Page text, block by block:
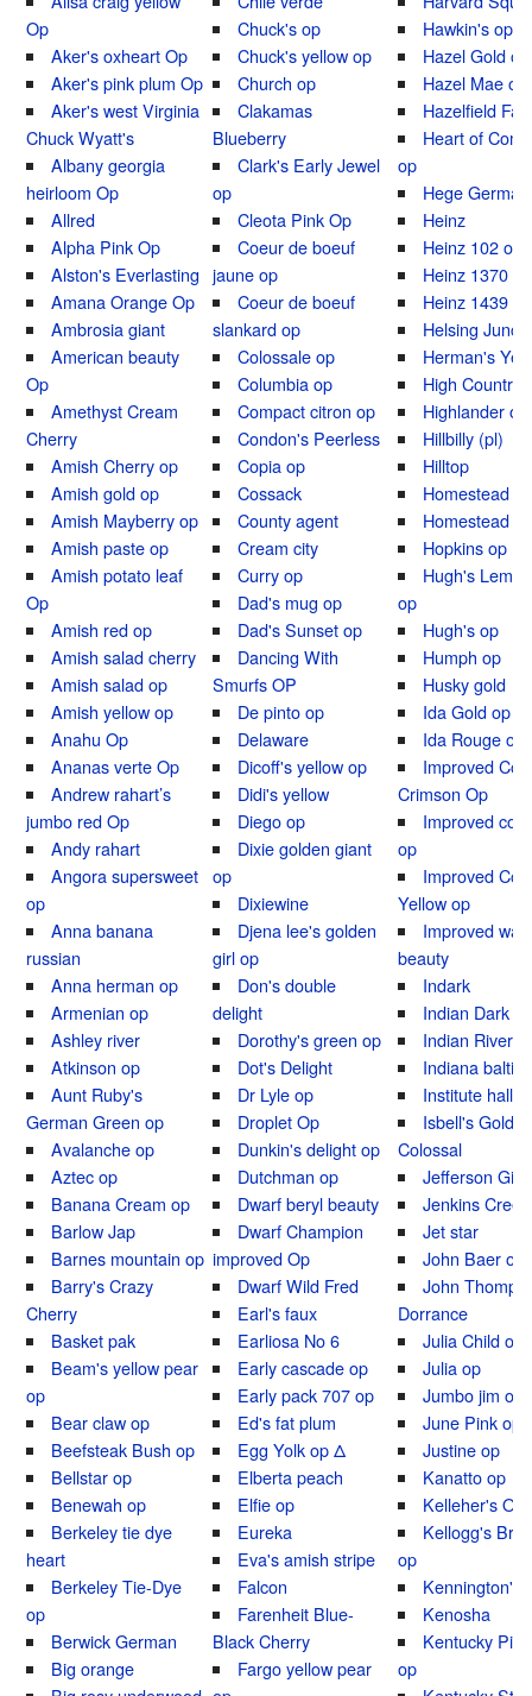
Op
Aker's oxheart Op
Aker's pink plum Op
Aker's west Virginia
Chuck Wyatt's
Albany georgia
heirloom Op
Allred
Alpha Pink Op
Alston's Everlasting
Amana Orange Op
Ambrosia giant
American beauty
Op
Amethyst Cream
Cherry
Amish Cherry op
Amish gold op
Amish Mayberry op
Amish paste op
Amish potato leaf
Op
Amish red op
Amish salad cherry
Amish salad op
Amish yellow op
Anahu Op
Ananas verte Op
Andrew rahart’s
jumbo red Op
Andy rahart
Angora supersweet
op
Anna banana
russian
Anna herman op
Armenian op
Ashley river
Atkinson op
Aunt Ruby's
German Green op
Avalanche op
Aztec op
Banana Cream op
Barlow Jap
Barnes mountain op
Barry's Crazy
Cherry
Basket pak
Beam's yellow pear
op
Bear claw op
Beefsteak Bush op
Bellstar op
Benewah op
Berkeley tie dye
heart
Berkeley Tie-Dye
op
Berwick German
Big orange
Chuck's op
Chuck's yellow op
Church op
Clakamas
Blueberry
Clark's Early Jewel
op
Cleota Pink Op
Coeur de boeuf
jaune op
Coeur de boeuf
slankard op
Colossale op
Columbia op
Compact citron op
Condon's Peerless
Copia op
Cossack
County agent
Cream city
Curry op
Dad's mug op
Dad's Sunset op
Dancing With
Smurfs OP
De pinto op
Delaware
Dicoff's yellow op
Didi's yellow
Diego op
Dixie golden giant
op
Dixiewine
Djena lee's golden
girl op
Don's double
delight
Dorothy's green op
Dot's Delight
Dr Lyle op
Droplet Op
Dunkin's delight op
Dutchman op
Dwarf beryl beauty
Dwarf Champion
improved Op
Dwarf Wild Fred
Earl's faux
Earliosa No 6
Early cascade op
Early pack 707 op
Ed's fat plum
Egg Yolk op Δ
Elberta peach
Elfie op
Eureka
Eva's amish stripe
Falcon
Farenheit Blue-
Black Cherry
Fargo yellow pear
Hawkin's op
Hazel Gold op
Hazel Mae op
Hazelfield
Heart of
op
Hege
Heinz
Heinz 102 op
Heinz 1370 op
Heinz 1439 op
Helsing
Herman's
High Country
Highlander op
Hillbilly (pl)
Hilltop
Homestead
Homestead
Hopkins op
Hugh's
op
Hugh's op
Humph op
Husky gold
Ida Gold op
Ida Rouge op
Improved
Crimson Op
Improved
op
Improved
Yellow op
Improved
beauty
Indark
Indian Dark
Indian River
Indiana
Institute hall
Isbell's
Colossal
Jefferson
Jenkins
Jet star
John Baer op
John
Dorrance
Julia Child op
Julia op
Jumbo jim
June Pink op
Justine op
Kanatto op
Kelleher's
Kellogg's
op
Kennington's
Kenosha
Kentucky
op